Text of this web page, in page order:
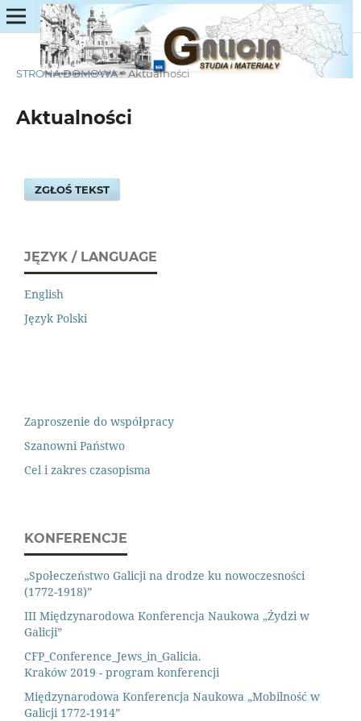
STRONA DOMOWA / Aktualności
Aktualności
ZGŁOŚ TEKST
JĘZYK / LANGUAGE
English
Język Polski
Zaproszenie do współpracy
Szanowni Państwo
Cel i zakres czasopisma
KONFERENCJE
„Społeczeństwo Galicji na drodze ku nowoczesności
(1772-1918)”
III Międzynarodowa Konferencja Naukowa „Żydzi w
Galicji”
CFP_Conference_Jews_in_Galicia.
Kraków 2019 - program konferencji
Międzynarodowa Konferencja Naukowa „Mobilność w
Galicji 1772-1914”